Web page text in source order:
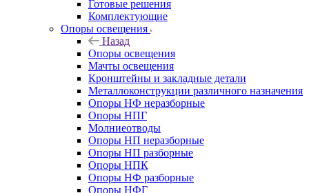
Готовые решения
Комплектующие
Опоры освещения
Назад
Опоры освещения
Мачты освещения
Кронштейны и закладные детали
Металлоконструкции различного назначения
Опоры НФ неразборные
Опоры НПГ
Молниеотводы
Опоры НП неразборные
Опоры НП разборные
Опоры НПК
Опоры НФ разборные
Опоры НФГ